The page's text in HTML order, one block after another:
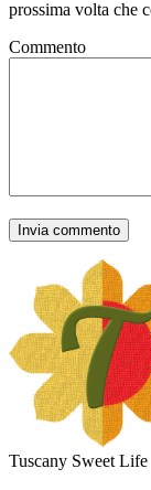
prossima volta che
Tuscany Sweet Life